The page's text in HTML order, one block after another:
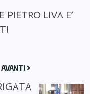
PIETRO LIVA E’
AVANTI